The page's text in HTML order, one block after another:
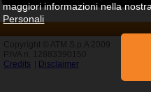
Copyright © ATM S.p.A 2009
P.IVA n. 12883390150
Credits
Disclaimer
maggiori informazioni nella
Personali